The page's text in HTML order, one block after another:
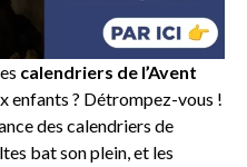
calendriers de l’Avent
enfants ? Détrompez-vous !
des calendriers de
bat son plein, et les